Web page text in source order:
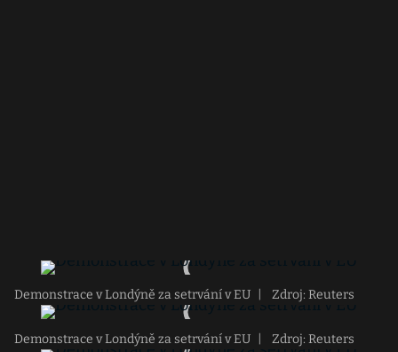
Demonstrace v Londýně za setrvání v EU Zdroj: Reuters
Demonstrace v Londýně za setrvání v EU Zdroj: Reuters